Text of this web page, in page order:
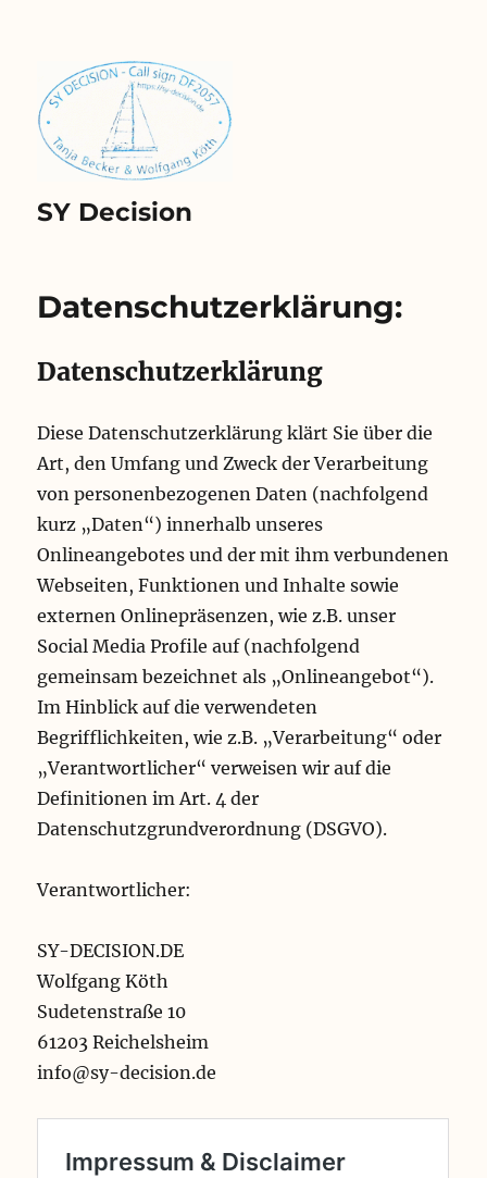
SY Decision
Datenschutzerklärung:
Datenschutzerklärung
Diese Datenschutzerklärung klärt Sie über die
Art, den Umfang und Zweck der Verarbeitung
von personenbezogenen Daten (nachfolgend
kurz „Daten“) innerhalb unseres
Onlineangebotes und der mit ihm verbundenen
Webseiten, Funktionen und Inhalte sowie
externen Onlinepräsenzen, wie z.B. unser
Social Media Profile auf (nachfolgend
gemeinsam bezeichnet als „Onlineangebot“).
Im Hinblick auf die verwendeten
Begrifflichkeiten, wie z.B. „Verarbeitung“ oder
„Verantwortlicher“ verweisen wir auf die
Definitionen im Art. 4 der
Datenschutzgrundverordnung (DSGVO).
Verantwortlicher:
SY-DECISION.DE
Wolfgang Köth
Sudetenstraße 10
61203 Reichelsheim
info@sy-decision.de